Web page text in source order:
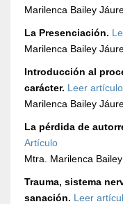
Marilenca Bailey
La Presenciación.
Marilenca Bailey
Introducción al
carácter. Leer artículo
Marilenca Bailey
La pérdida de
Artículo
Mtra. Marilenca Bailey
Trauma, sistema
sanación. Leer